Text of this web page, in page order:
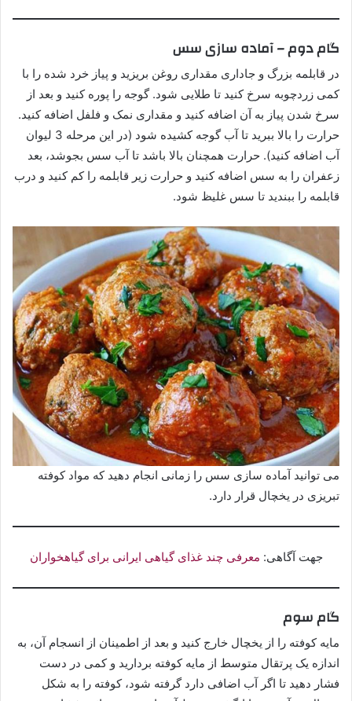
گام دوم – آماده سازی سس
در قابلمه بزرگ و جاداری مقداری روغن بریزید و پیاز خرد شده را با
کمی زردچوبه سرخ کنید تا طلایی شود. گوجه را پوره کنید و بعد از
سرخ شدن پیاز به آن اضافه کنید و مقداری نمک و فلفل اضافه کنید.
حرارت را بالا ببرید تا آب گوجه کشیده شود (در این مرحله 3 لیوان
آب اضافه کنید). حرارت همچنان بالا باشد تا آب سس بجوشد، بعد
زعفران را به سس اضافه کنید و حرارت زیر قابلمه را کم کنید و درب
قابلمه را ببندید تا سس غلیظ شود.
می توانید آماده سازی سس را زمانی انجام دهید که مواد کوفته
تبریزی در یخچال قرار دارد.
جهت آگاهی: معرفی چند غذای گیاهی ایرانی برای گیاهخواران
گام سوم
مایه کوفته را از یخچال خارج کنید و بعد از اطمینان از انسجام آن، به
اندازه یک پرتقال متوسط از مایه کوفته بردارید و کمی در دست
فشار دهید تا اگر آب اضافی دارد گرفته شود، کوفته را به شکل